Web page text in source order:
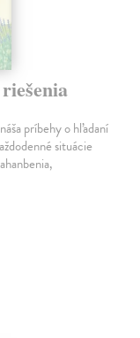
príbehy o hľadaní
situácie